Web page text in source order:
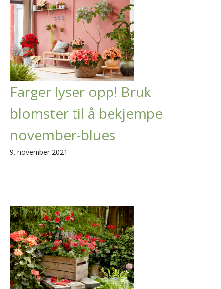
Farger lyser opp! Bruk
blomster til å bekjempe
november-blues
9. november 2021